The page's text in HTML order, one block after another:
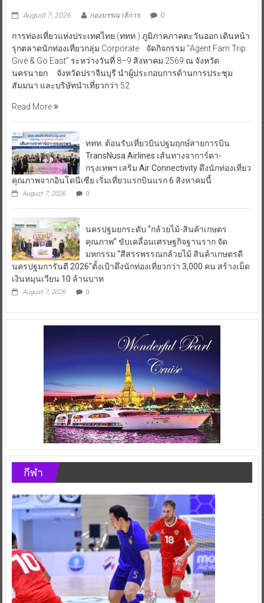
August 7, 2026 กองบรรณาธิการ 0
การท่องเที่ยวแห่งประเทศไทย (ททท.) ภูมิภาคภาคตะวันออก เดินหน้า
รุกตลาดนักท่องเที่ยวกลุ่ม Corporate จัดกิจกรรม “Agent Fam Trip:
Give & Go East” ระหว่างวันที่ 8–9 สิงหาคม 2569 ณ จังหวัด
นครนายก จังหวัดปราจีนบุรี นำผู้ประกอบการด้านการประชุม
สัมมนา และบริษัทนำเที่ยวกว่า 52
Read More
ททท. ต้อนรับเที่ยวบินปฐมฤกษ์สายการบิน
TransNusa Airlines เส้นทางจาการ์ตา-
กรุงเทพฯ เสริม Air Connectivity ดึงนักท่องเที่ยว
คุณภาพจากอินโดนีเซีย เริ่มเที่ยวแรกบินแรก 6 สิงหาคมนี้
August 7, 2026 0
นครปฐมยกระดับ “กล้วยไม้-สินค้าเกษตร
คุณภาพ” ขับเคลื่อนเศรษฐกิจฐานราก จัด
มหกรรม “สีสรรพรรณกล้วยไม้ สินค้าเกษตรดี
นครปฐมการันตี 2026″ตั้งเป้าดึงนักท่องเที่ยวกว่า 3,000 คน สร้างเม็ด
เงินหมุนเวียน 10 ล้านบาท
August 7, 2026 0
กีฬา